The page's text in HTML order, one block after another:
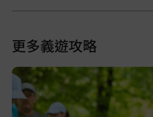
更多義遊攻略